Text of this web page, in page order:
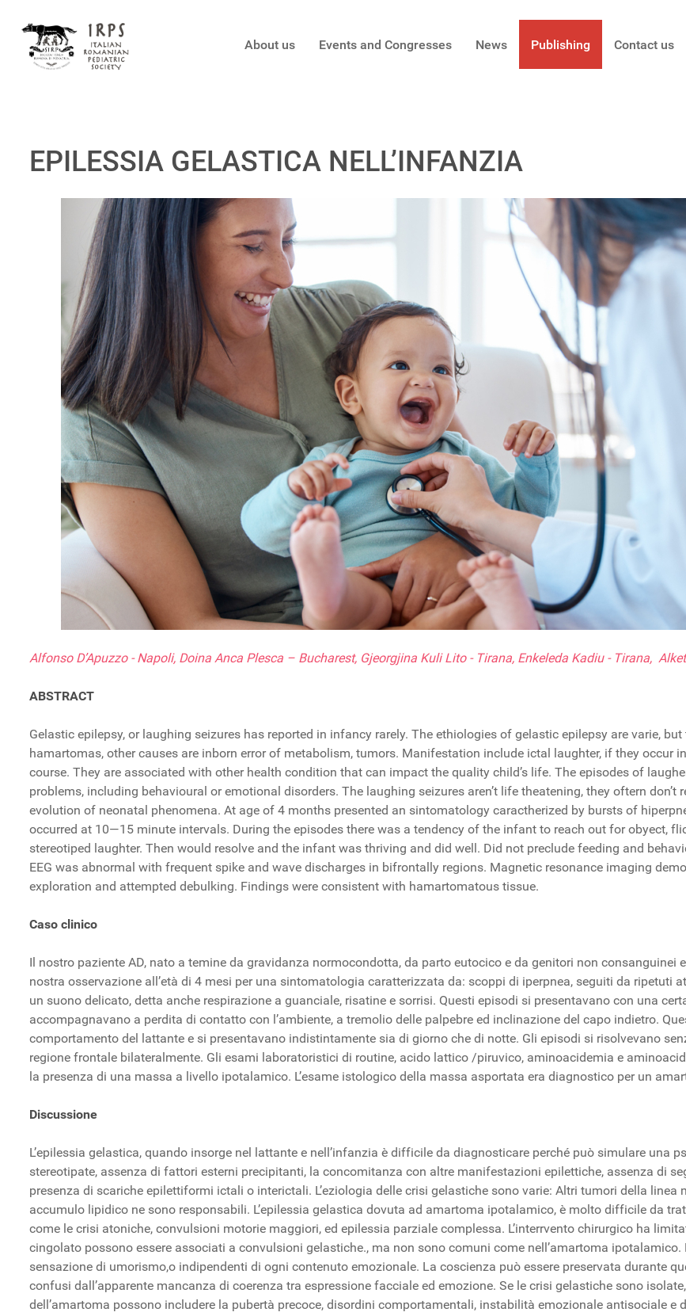
About us Events and Congresses News Publishing Contact us
EPILESSIA GELASTICA NELL’INFANZIA
Alfonso D’Apuzzo - Napoli, Doina Anca Plesca – Bucharest, Gjeorgjina Kuli Lito - Tirana, Enkeleda Kadiu - Tirana,
ABSTRACT
Gelastic epilepsy, or laughing seizures has reported in infancy rarely. The ethiologies of gelastic epilepsy are varie,
hamartomas, other causes are inborn error of metabolism, tumors. Manifestation include ictal laughter, if they occur
course. They are associated with other health condition that can impact the quality child’s life. The episodes of
problems, including behavioural or emotional disorders. The laughing seizures aren’t life theatening, they oftern
evolution of neonatal phenomena. At age of 4 months presented an sintomatology caractherized by bursts of
occurred at 10—15 minute intervals. During the episodes there was a tendency of the infant to reach out for obyect,
stereotiped laughter. Then would resolve and the infant was thriving and did well. Did not preclude feeding and
EEG was abnormal with frequent spike and wave discharges in bifrontally regions. Magnetic resonance imaging
exploration and attempted debulking. Findings were consistent with hamartomatous tissue.
Caso clinico
Il nostro paziente AD, nato a temine da gravidanza normocondotta, da parto eutocico e da genitori non
nostra osservazione all’età di 4 mesi per una sintomatologia caratterizzata da: scoppi di iperpnea, seguiti da ripetuti
un suono delicato, detta anche respirazione a guanciale, risatine e sorrisi. Questi episodi si presentavano con una
accompagnavano a perdita di contatto con l’ambiente, a tremolio delle palpebre ed inclinazione del capo indietro.
comportamento del lattante e si presentavano indistintamente sia di giorno che di notte. Gli episodi si risolvevano
regione frontale bilateralmente. Gli esami laboratoristici di routine, acido lattico /piruvico, aminoacidemia e
la presenza di una massa a livello ipotalamico. L’esame istologico della massa asportata era diagnostico per un
Discussione
L’epilessia gelastica, quando insorge nel lattante e nell’infanzia è difficile da diagnosticare perché può simulare una
stereotipate, assenza di fattori esterni precipitanti, la concomitanza con altre manifestazioni epilettiche, assenza di
presenza di scariche epilettiformi ictali o interictali. L’eziologia delle crisi gelastiche sono varie: Altri tumori della
accumulo lipidico ne sono responsabili. L’epilessia gelastica dovuta ad amartoma ipotalamico, è molto difficile da
come le crisi atoniche, convulsioni motorie maggiori, ed epilessia parziale complessa. L’interrvento chirurgico ha
cingolato possono essere associati a convulsioni gelastiche., ma non sono comuni come nell’amartoma
sensazione di umorismo,o indipendenti di ogni contenuto emozionale. La coscienza può essere preservata durante
confusi dall’apparente mancanza di coerenza tra espressione facciale ed emozione. Se le crisi gelastiche sono
dell’amartoma possono includere la pubertà precoce, disordini comportamentali, instabilità emozionale antisociale e